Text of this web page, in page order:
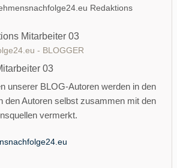
Mitarbeiter 03
- BLOGGER
03
unserer BLOG-Autoren werden in den
den Autoren selbst zusammen mit den
vermerkt.